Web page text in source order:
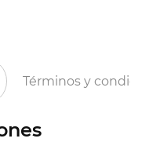
Términos y